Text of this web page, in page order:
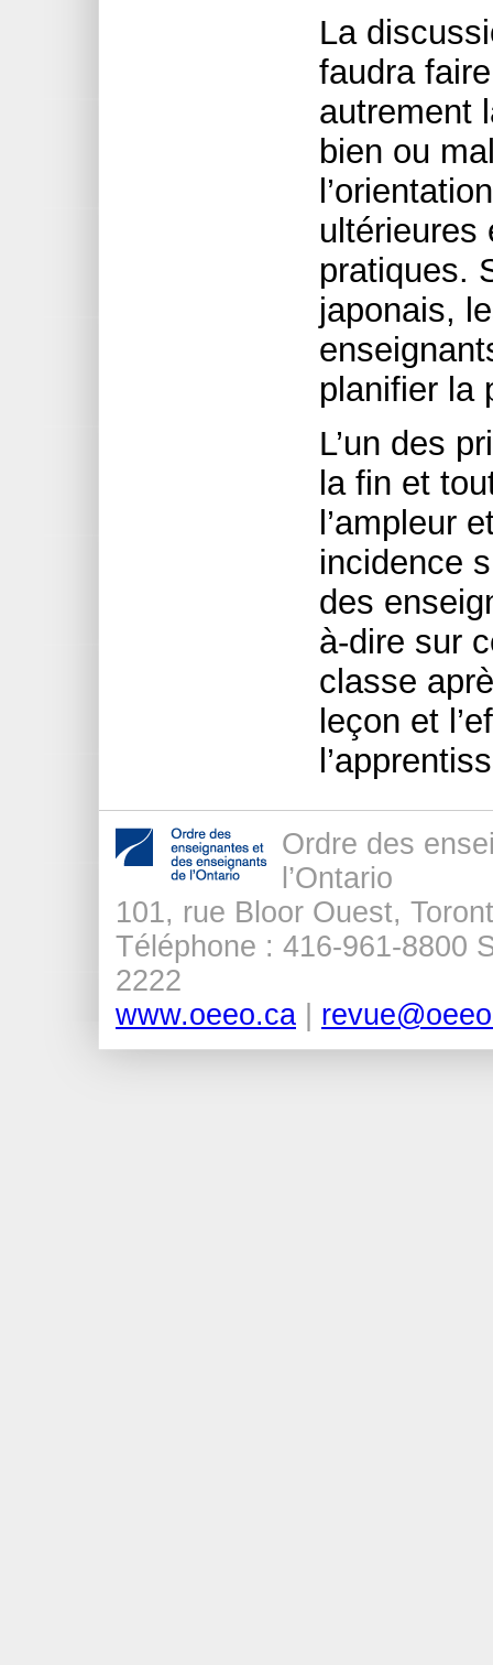
La
faudra
autrement
bien ou
ultérieures
pratiques.
japonais,
planifier la
L’un des
la fin et
l’ampleur
incidence
des
à-dire sur
classe
leçon et
Ordre des
l’Ontario
101, rue Bloor Ouest,
Téléphone : 416-961-8800
2222
www.oeeo.ca